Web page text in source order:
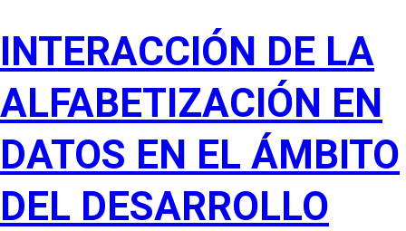
INTERACCIÓN DE LA
ALFABETIZACIÓN EN
DATOS EN EL ÁMBITO
DEL DESARROLLO